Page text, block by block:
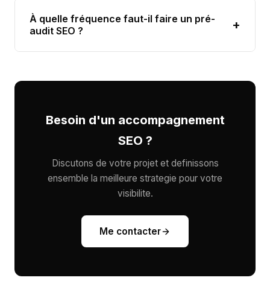
À quelle fréquence faut-il faire un pré-
audit SEO ?
+
Besoin d'un accompagnement
SEO ?
Discutons de votre projet et definissons
ensemble la meilleure strategie pour votre
visibilite.
Me contacter